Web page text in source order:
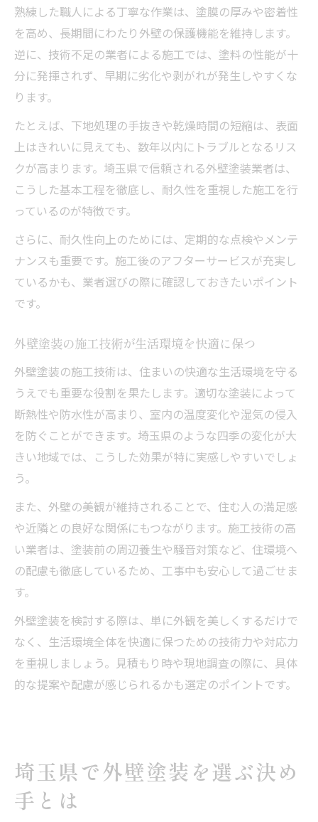
熟練した職人による丁寧な作業は、塗膜の厚みや密着性
を高め、長期間にわたり外壁の保護機能を維持します。
逆に、技術不足の業者による施工では、塗料の性能が十
分に発揮されず、早期に劣化や剥がれが発生しやすくな
ります。
たとえば、下地処理の手抜きや乾燥時間の短縮は、表面
上はきれいに見えても、数年以内にトラブルとなるリス
クが高まります。埼玉県で信頼される外壁塗装業者は、
こうした基本工程を徹底し、耐久性を重視した施工を行
っているのが特徴です。
さらに、耐久性向上のためには、定期的な点検やメンテ
ナンスも重要です。施工後のアフターサービスが充実し
ているかも、業者選びの際に確認しておきたいポイント
です。
外壁塗装の施工技術が生活環境を快適に保つ
外壁塗装の施工技術は、住まいの快適な生活環境を守る
うえでも重要な役割を果たします。適切な塗装によって
断熱性や防水性が高まり、室内の温度変化や湿気の侵入
を防ぐことができます。埼玉県のような四季の変化が大
きい地域では、こうした効果が特に実感しやすいでしょ
う。
また、外壁の美観が維持されることで、住む人の満足感
や近隣との良好な関係にもつながります。施工技術の高
い業者は、塗装前の周辺養生や騒音対策など、住環境へ
の配慮も徹底しているため、工事中も安心して過ごせま
す。
外壁塗装を検討する際は、単に外観を美しくするだけで
なく、生活環境全体を快適に保つための技術力や対応力
を重視しましょう。見積もり時や現地調査の際に、具体
的な提案や配慮が感じられるかも選定のポイントです。
埼玉県で外壁塗装を選ぶ決め
手とは